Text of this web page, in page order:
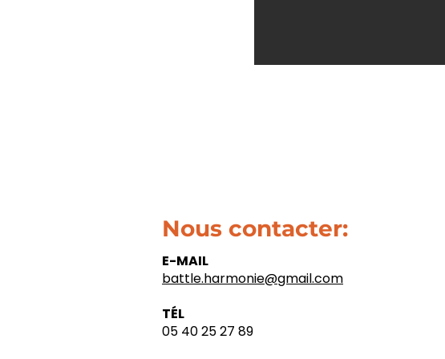
Nous contacter:
E-MAIL
battle.harmonie@gmail.com​
TÉL
05 40 25 27 89​